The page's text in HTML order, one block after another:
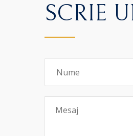
SCRIE